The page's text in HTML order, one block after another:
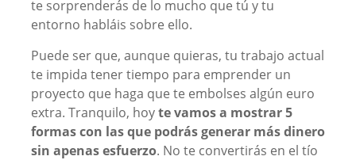
te sorprenderás de lo mucho que tú y tu
entorno habláis sobre ello.
Puede ser que, aunque quieras, tu trabajo actual
te impida tener tiempo para emprender un
proyecto que haga que te embolses algún euro
extra. Tranquilo, hoyte vamos a mostrar 5
formas con las que podrás generar más dinero
sin apenas esfuerzo. No te convertirás en el tío